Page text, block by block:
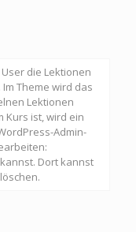
die Lektionen
Theme wird das
Lektionen
Kurs ist, wird ein
Admin-
Dort kannst